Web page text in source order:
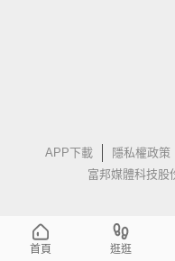
APP下載 隱私權政策
富邦媒體科技股
首頁 逛逛